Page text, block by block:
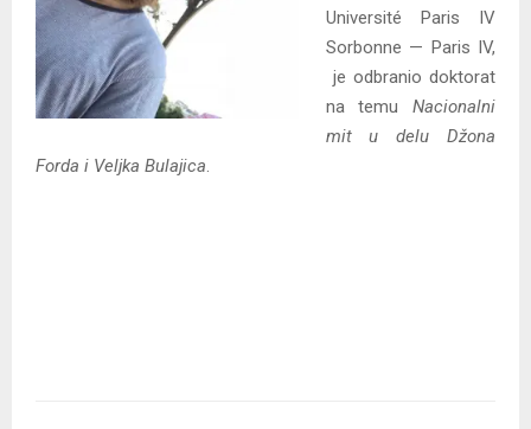
Université Paris IV
Sorbonne — Paris IV,
je odbranio doktorat
na temu Nacionalni
mit u delu Džona
Forda i Veljka Bulajica.